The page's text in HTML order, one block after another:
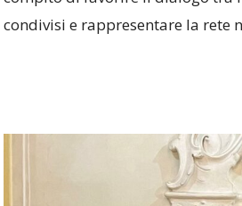
condivisi e rappresentare la rete